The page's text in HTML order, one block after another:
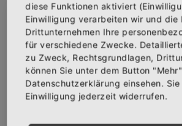
IN DEN
AUF DIE
BESCHREIBUNG
Abonniere jetzt unseren
Bekomme die aktuellsten
Produkte und zudem einen
deine nächste Bestellung.
diese Funktionen aktiviert
Einwilligung verarbeiten wir und die
Drittunternehmen Ihre
für verschiedene Zwecke.
zu Zweck, Rechtsgrundlagen,
können Sie unter dem Button
Datenschutzerklärung einsehen.
Einwilligung jederzeit widerrufen.